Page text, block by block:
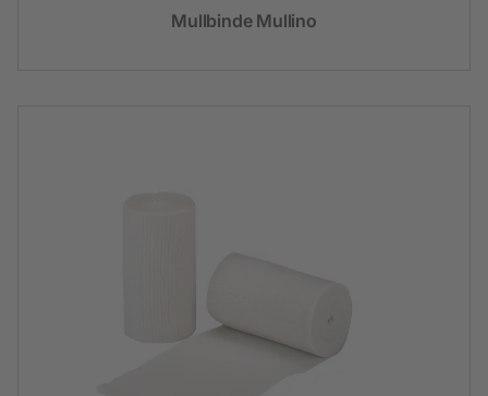
Mullbinde Mullino